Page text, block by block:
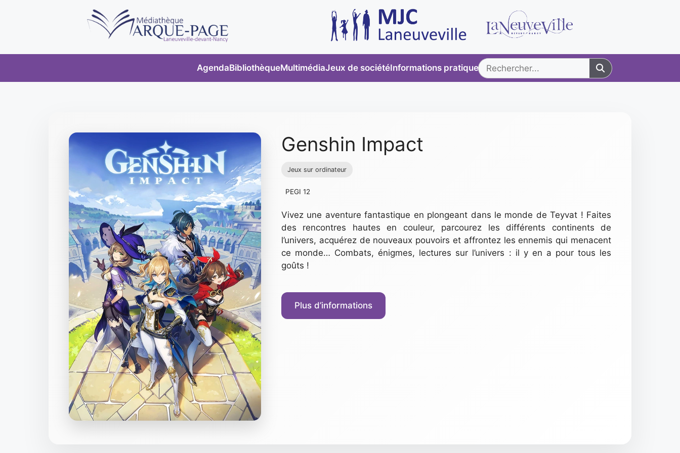
AgendaBibliothèqueMultimédiaJeux de sociétéInformations pratiques
Genshin Impact
Jeux sur ordinateur
PEGI 12
Vivez une aventure fantastique en plongeant dans le monde de Teyvat ! Faites
des rencontres hautes en couleur, parcourez les différents continents de
l’univers, acquérez de nouveaux pouvoirs et affrontez les ennemis qui menacent
ce monde… Combats, énigmes, lectures sur l’univers : il y en a pour tous les
goûts !
Plus d’informations